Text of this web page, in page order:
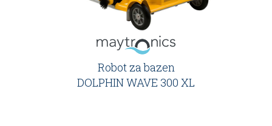
Robot za bazen
DOLPHIN WAVE 300 XL